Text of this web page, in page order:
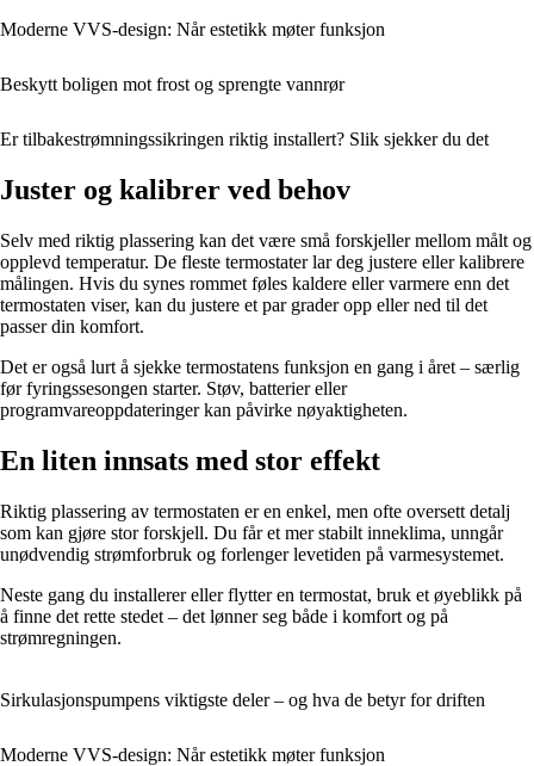
Moderne VVS-design: Når estetikk møter funksjon
Beskytt boligen mot frost og sprengte vannrør
Er tilbakestrømningssikringen riktig installert? Slik sjekker du det
Juster og kalibrer ved behov
Selv med riktig plassering kan det være små forskjeller mellom målt og
opplevd temperatur. De fleste termostater lar deg justere eller kalibrere
målingen. Hvis du synes rommet føles kaldere eller varmere enn det
termostaten viser, kan du justere et par grader opp eller ned til det
passer din komfort.
Det er også lurt å sjekke termostatens funksjon en gang i året – særlig
før fyringssesongen starter. Støv, batterier eller
programvareoppdateringer kan påvirke nøyaktigheten.
En liten innsats med stor effekt
Riktig plassering av termostaten er en enkel, men ofte oversett detalj
som kan gjøre stor forskjell. Du får et mer stabilt inneklima, unngår
unødvendig strømforbruk og forlenger levetiden på varmesystemet.
Neste gang du installerer eller flytter en termostat, bruk et øyeblikk på
å finne det rette stedet – det lønner seg både i komfort og på
strømregningen.
Sirkulasjonspumpens viktigste deler – og hva de betyr for driften
Moderne VVS-design: Når estetikk møter funksjon